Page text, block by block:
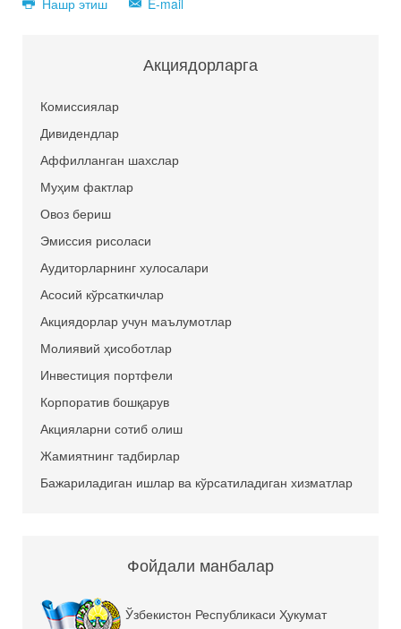
Нашр этиш E-mail
Акциядорларга
Комиссиялар
Дивидендлар
Аффилланган шахслар
Муҳим фактлар
Овоз бериш
Эмиссия рисоласи
Аудиторларнинг хулосалари
Асосий кўрсаткичлар
Акциядорлар учун маълумотлар
Молиявий ҳисоботлар
Инвестиция портфели
Корпоратив бошқарув
Акцияларни сотиб олиш
Жамиятнинг тадбирлар
Бажариладиган ишлар ва кўрсатиладиган хизматлар
Фойдали манбалар
Ўзбекистон Республикаси Ҳукумат